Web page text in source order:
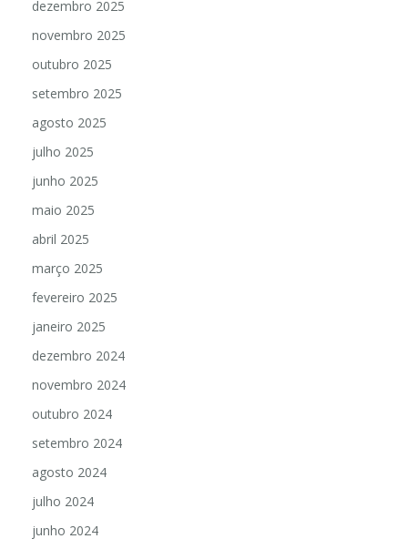
dezembro 2025
novembro 2025
outubro 2025
setembro 2025
agosto 2025
julho 2025
junho 2025
maio 2025
abril 2025
março 2025
fevereiro 2025
janeiro 2025
dezembro 2024
novembro 2024
outubro 2024
setembro 2024
agosto 2024
julho 2024
junho 2024